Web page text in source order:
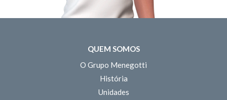
QUEM SOMOS
O Grupo Menegotti
História
Unidades